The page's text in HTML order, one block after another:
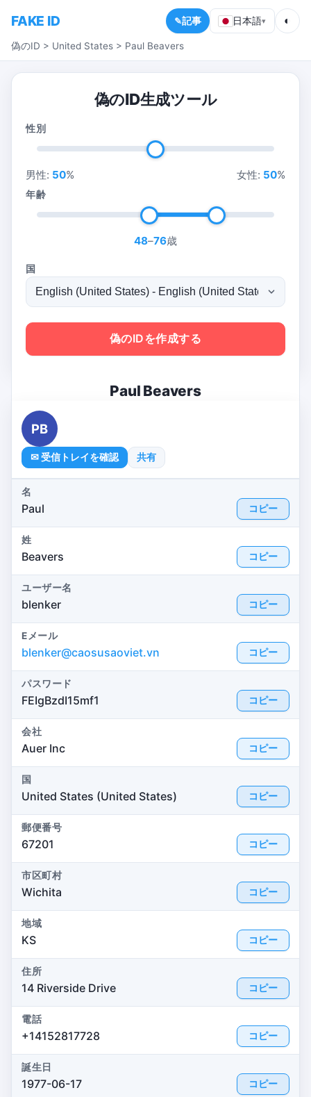
FAKE ID 記事 日本語▾ ◐
偽のID > United States > Paul Beavers
偽のID生成ツール
性別
男性: 50% 女性: 50%
年齢
48–76歳
国
偽のIDを作成する
Paul Beavers
PB
✉ 受信トレイを確認 共有
名
Paul コピー
姓
Beavers コピー
ユーザー名
blenker コピー
Eメール
blenker@caosusaoviet.vn コピー
パスワード
FEIgBzdI15mf1 コピー
会社
Auer Inc コピー
国
United States (United States) コピー
郵便番号
67201 コピー
市区町村
Wichita コピー
地域
KS コピー
住所
14 Riverside Drive コピー
電話
+14152817728 コピー
誕生日
1977-06-17 コピー